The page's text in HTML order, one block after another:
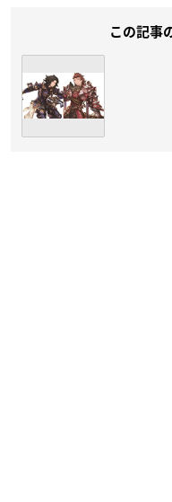
この記事